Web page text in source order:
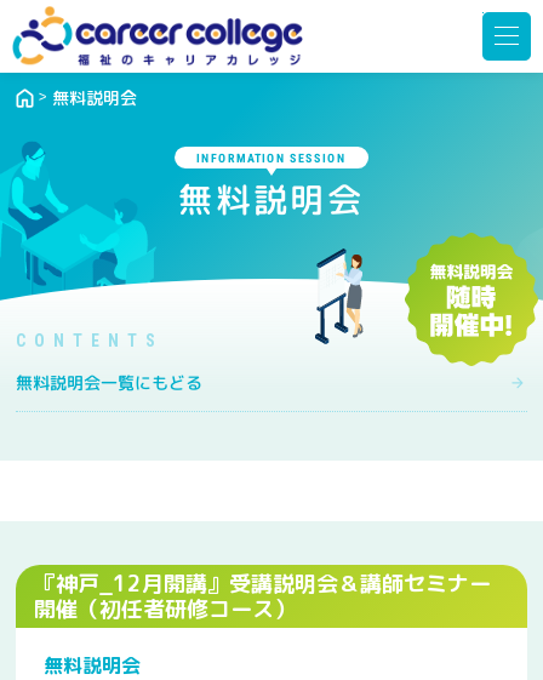
メ
ー
を
無料説明会
INFORMATION SESSION
無料説明会
無料説明会一覧にもどる
『神戸_12月開講』受講説明会＆講師セミナー
開催（初任者研修コース）
無料説明会